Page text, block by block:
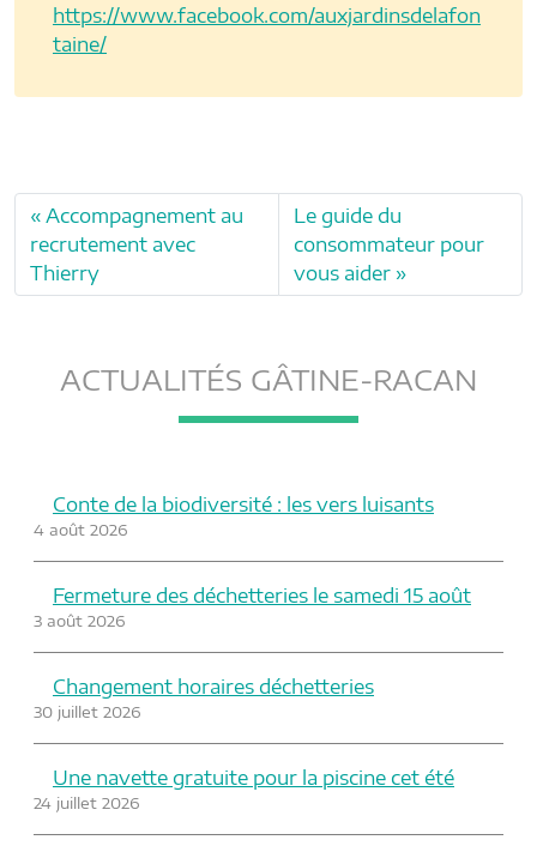
https://www.facebook.com/auxjardinsdelafon
taine/
Accompagnement au
recrutement avec
Thierry
Le guide du
consommateur pour
vous aider
ACTUALITÉS GÂTINE-RACAN
Conte de la biodiversité : les vers luisants
4 août 2026
Fermeture des déchetteries le samedi 15 août
3 août 2026
Changement horaires déchetteries
30 juillet 2026
Une navette gratuite pour la piscine cet été
24 juillet 2026